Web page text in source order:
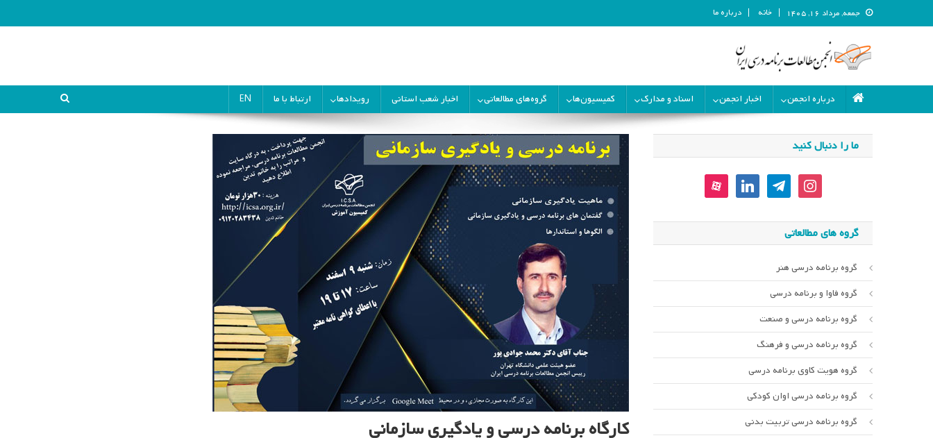
جمعه, مرداد ۱۶, ۱۴۰۵ خانه درباره ما
انجمن مطالعات برنامه درسی ایران
درباره انجمن
اخبار انجمن اسناد و مدارک کمیسیون‌ها گروه‌های مطالعاتی اخبار شعب استانی رویدادها ارتباط با ما EN
کارگاه برنامه درسی و یادگیری سازمانی
ما را دنبال کنید
instagram
telegram
linkedin
aparat
گروه های مطالعاتی
گروه برنامه درسی هنر
گروه فاوا و برنامه درسی
گروه برنامه درسی و صنعت
گروه برنامه درسی و فرهنگ
گروه هویت کاوی برنامه درسی
گروه برنامه درسی اوان کودکی
گروه برنامه درسی تربیت بدنی